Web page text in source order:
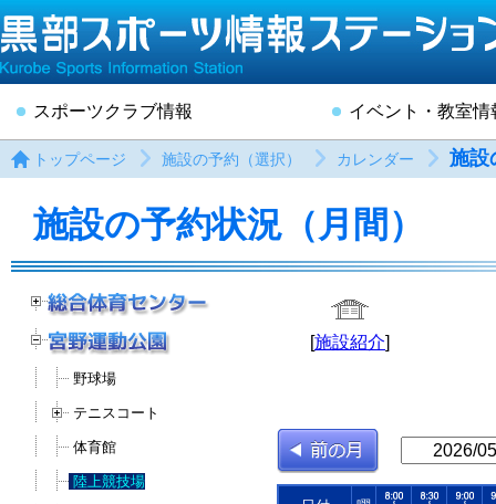
スポーツクラブ情報 イベント・教室情
トップページ 施設の予約（選択） カレンダー 施設
施設の予約状況（月間）
野球場
テニスコート
体育館
陸上競技場
[施設紹介]